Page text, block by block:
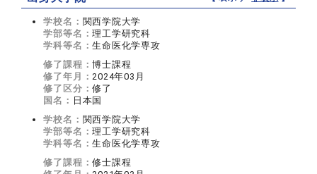
学校名： 関西学院大学
学部等名：理工学研究科
学科等名：生命医化学専攻
修了課程：博士課程
修了年月：2024年03月
修了区分：修了
国名： 日本国
学校名： 関西学院大学
学部等名：理工学研究科
学科等名：生命医化学専攻
修了課程：修士課程